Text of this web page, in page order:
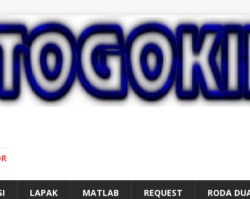
LAPAK MATLAB REQUEST RODA